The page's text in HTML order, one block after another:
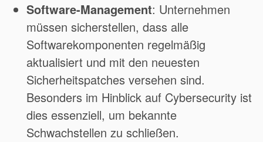
Software-Management: Unternehmen
müssen sicherstellen, dass alle
Softwarekomponenten regelmäßig
aktualisiert und mit den neuesten
Sicherheitspatches versehen sind.
Besonders im Hinblick auf Cybersecurity ist
dies essenziell, um bekannte
Schwachstellen zu schließen.